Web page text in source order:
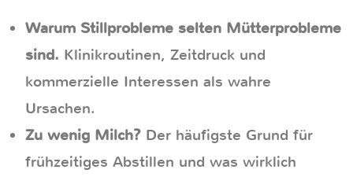
Warum Stillprobleme selten Mütterprobleme
sind. Klinikroutinen, Zeitdruck und
kommerzielle Interessen als wahre
Ursachen.
Zu wenig Milch? Der häufigste Grund für
frühzeitiges Abstillen und was wirklich